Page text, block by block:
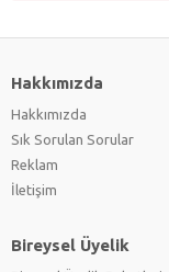
Hafıza Kartı (0)
Kablolar
Kaset
Monopod (0)
Slayt Cihazı
Su Altı Ekipmanları
Tripod (0)
Hakkımızda
Hakkımızda
Sık Sorulan Sorular
Reklam
İletişim
Bireysel Üyelik